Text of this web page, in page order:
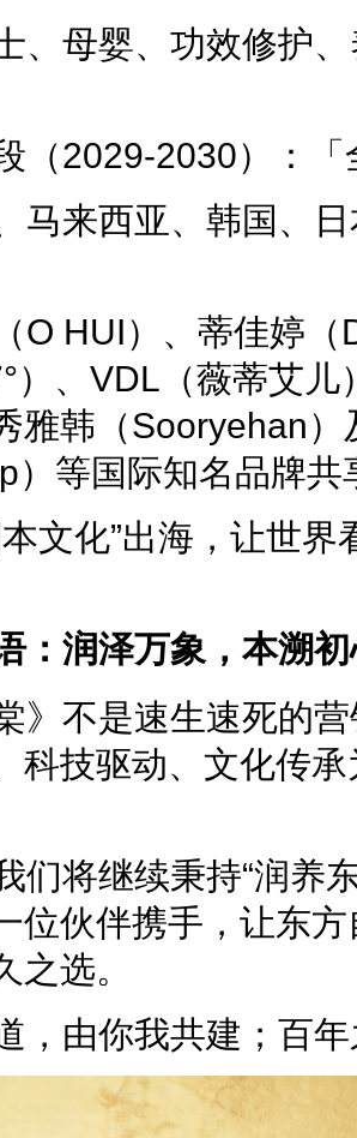
、母婴、功效修护
（2029-2030）：「
马来西亚、韩国、
O HUI）、蒂佳婷（
）、VDL（薇蒂艾
雅韩（Sooryehan
）等国际知名品牌共
文化”出海，让世
：润泽万象，本溯
》不是速生速死的
科技驱动、文化传
们将继续秉持“润养
位伙伴携手，让东
之选。
，由你我共建；百